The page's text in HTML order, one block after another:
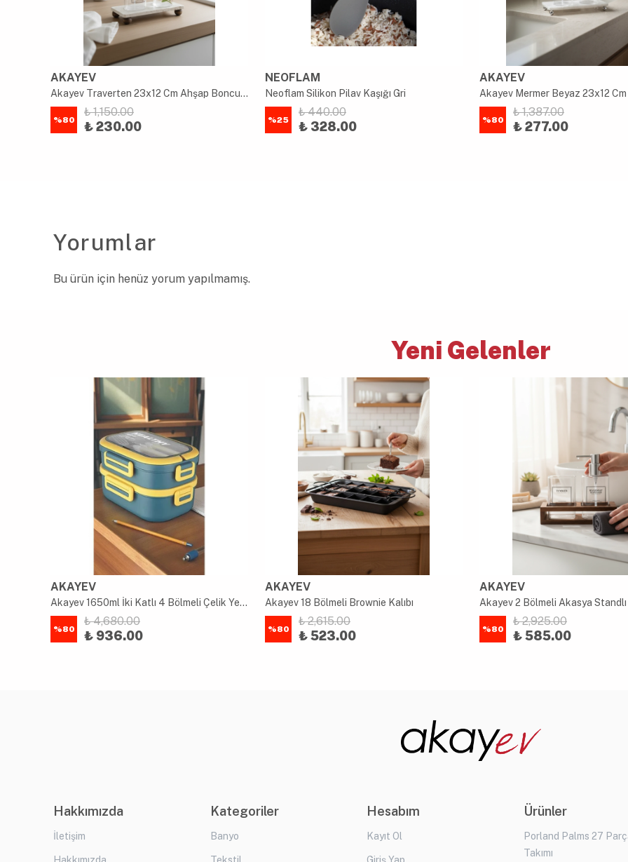
AKAYEV
Akayev Traverten 23x12 Cm Ahşap Boncuk Ayaklı Yağdanlık ve Sıvı Sabunluk Standı
%80
₺ 1,150.00
₺ 230.00
NEOFLAM
Neoflam Silikon Pilav Kaşığı Gri
%25
₺ 440.00
₺ 328.00
AKAYEV
%80
₺ 1,387.00
₺ 277.00
Yorumlar
Bu ürün için henüz yorum yapılmamış.
Yeni Gelenler
AKAYEV
Akayev 1650ml İki Katlı 4 Bölmeli Çelik Yemek Kabı Mavi
%80
₺ 4,680.00
₺ 936.00
AKAYEV
Akayev 18 Bölmeli Brownie Kalıbı
%80
₺ 2,615.00
₺ 523.00
AKAYEV
%80
₺ 2,925.00
₺ 585.00
Hakkımızda
İletişim
Kategoriler
Banyo
Hesabım
Kayıt Ol
Ürünler
Porland Palms 27
Takımı